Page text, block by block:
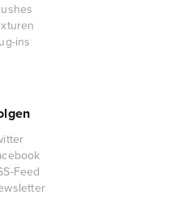
ins
Feed